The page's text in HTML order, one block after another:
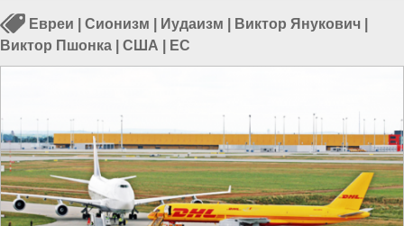
Евреи Сионизм Иудаизм Виктор Янукович
Виктор Пшонка
США ЕС